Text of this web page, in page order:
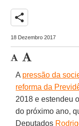
share
18 Dezembro 2017
A pressão da
reforma da
2018 e estendeu
do próximo ano,
Deputados